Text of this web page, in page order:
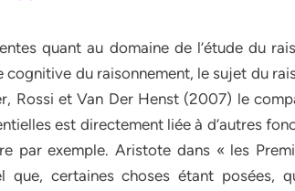
quant au domaine de l’étude du
du raisonnement, le sujet du
Rossi et Van Der Henst (2007) le
est directement liée à d’autres
par exemple. Aristote dans « les
certaines choses étant posées,